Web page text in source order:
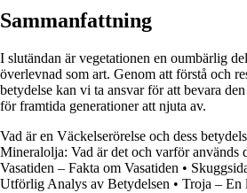
Sammanfattning
I slutändan är vegetationen en oumbärlig
överlevnad som art. Genom att förstå och
betydelse kan vi ta ansvar för att bevara
för framtida generationer att njuta av.
Vad är en Väckelserörelse och dess
Mineralolja: Vad är det och varför används
Vasatiden – Fakta om Vasatiden •
Utförlig Analys av Betydelsen • Troja – En